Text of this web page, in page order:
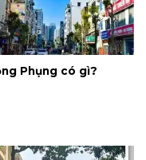
Phụng có gì?